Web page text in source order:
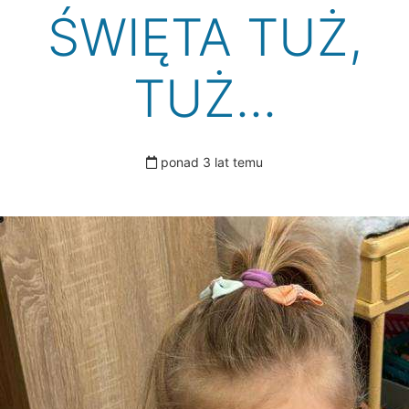
ŚWIĘTA TUŻ,
TUŻ...
ponad 3 lat temu